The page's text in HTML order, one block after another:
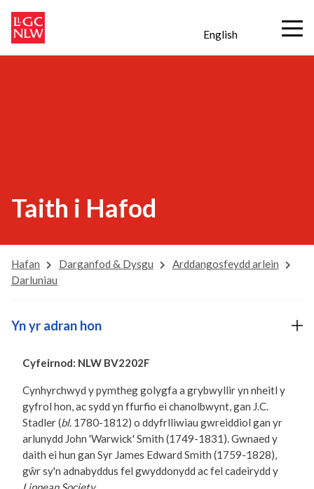
English
Taith i Hafod
Hafan Darganfod & Dysgu
Arddangosfeydd arlein
Darluniau
Cyfeirnod: NLW BV2202F
Cynhyrchwyd y pymtheg golygfa a grybwyllir yn nheitl y
gyfrol hon, ac sydd yn ffurfio ei chanolbwynt, gan J.C.
Stadler (bl. 1780-1812) o ddyfrlliwiau gwreiddiol gan yr
arlunydd John 'Warwick' Smith (1749-1831). Gwnaed y
daith ei hun gan Syr James Edward Smith (1759-1828),
gŵr sy'n adnabyddus fel gwyddonydd ac fel cadeirydd y
Yn yr adran hon